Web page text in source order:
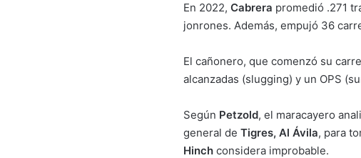
En 2022, Cabrera promedió .271
jonrones. Además, empujó 36
El cañonero, que comenzó su
alcanzadas (slugging) y un OPS
Según Petzold, el maracayero
general de Tigres, Al Ávila, para
Hinch considera improbable.